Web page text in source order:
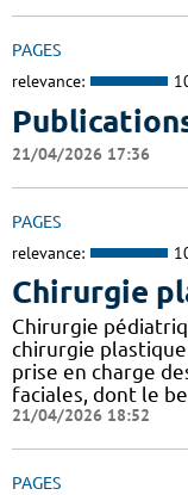
PAGES
relevance:
21/04/2026 17:36
PAGES
relevance:
Chirurgie
Chirurgie
chirurgie
prise en charge
faciales, dont le
21/04/2026 18:52
PAGES